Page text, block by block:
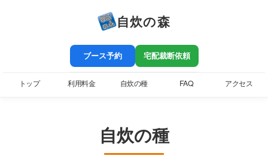
自炊の森
ブース予約 宅配裁断依頼
トップ 利用料金 自炊の種 FAQ アクセス
自炊の種